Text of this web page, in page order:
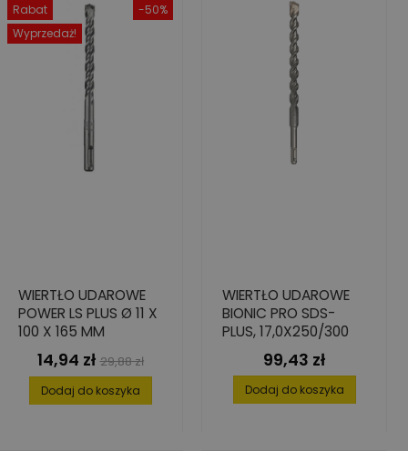
-50%
Rabat
Wyprzedaż!
WIERTŁO UDAROWE
POWER LS PLUS Ø 11 X
100 X 165 MM
Cena
14,94 zł Cena
podstawowa
29,88 zł
Dodaj do koszyka
WIERTŁO UDAROWE
BIONIC PRO SDS-
PLUS, 17,0X250/300
Cena
99,43 zł
Dodaj do koszyka